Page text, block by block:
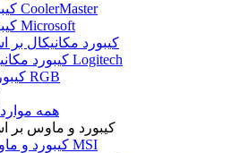
کیبورد CoolerMaster
کیبورد Microsoft
کیبورد مکانیکال بر
کیبورد مکانیکی Logitech
کیبورد گیمینگ RGB
همه
کیبورد و ماوس بر
کیبورد و ماوس MSI